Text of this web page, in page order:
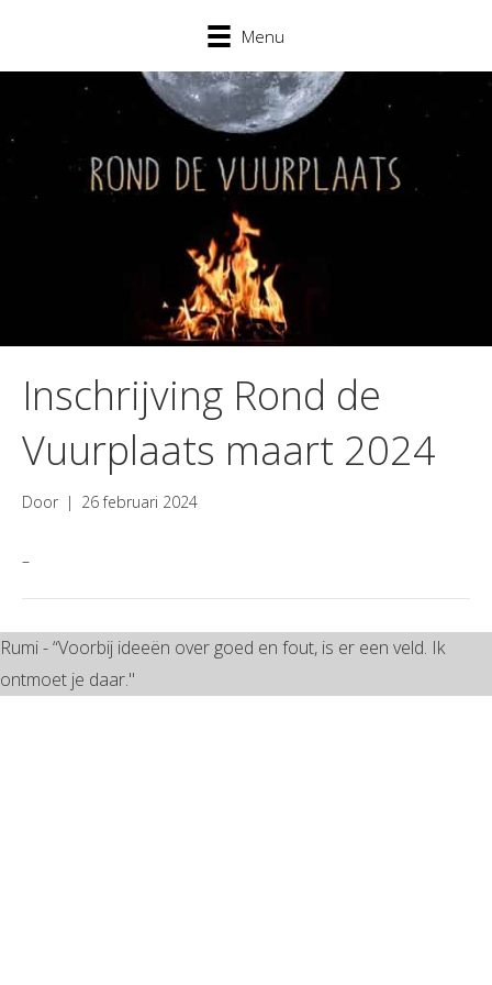
Menu
Inschrijving Rond de
Vuurplaats maart 2024
Door | 26 februari 2024
–
Rumi - “Voorbij ideeën over goed en fout, is er een veld. Ik
ontmoet je daar."